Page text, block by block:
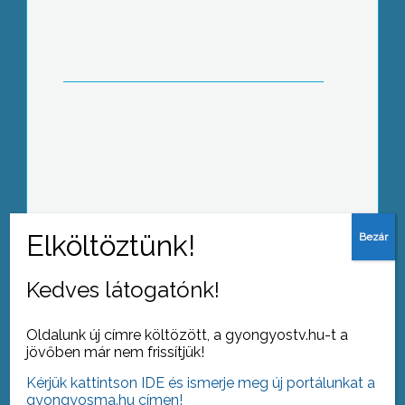
Testületi ülés
Kerekasztal beszélgetés
Kedves látogatónk!
Oldalunk új címre költözött, a gyongyostv.hu-t a
jövőben már nem frissítjük!
Kérjük kattintson IDE és ismerje meg új portálunkat a
gyongyosma.hu címen!